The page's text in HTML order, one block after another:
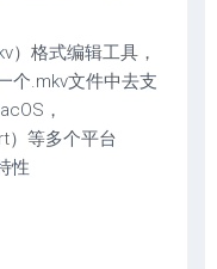
）格式编辑工具，
个.mkv文件中去支
，
）等多个平台
性